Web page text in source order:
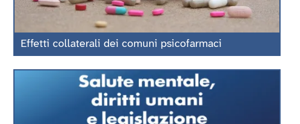
Effetti collaterali dei comuni psicofarmaci